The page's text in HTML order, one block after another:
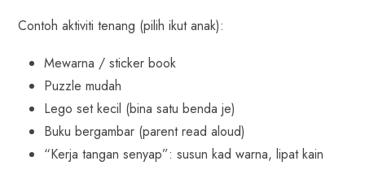
Contoh aktiviti tenang (pilih ikut anak):
Mewarna / sticker book
Puzzle mudah
Lego set kecil (bina satu benda je)
Buku bergambar (parent read aloud)
“Kerja tangan senyap”: susun kad warna, lipat kain